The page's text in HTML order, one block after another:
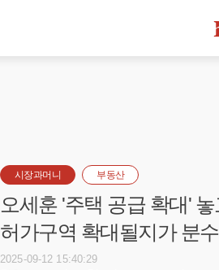
시장과머니 부동산
오세훈 '주택 공급 확대'
허가구역 확대될지가 분
2025-09-12 15:40:29